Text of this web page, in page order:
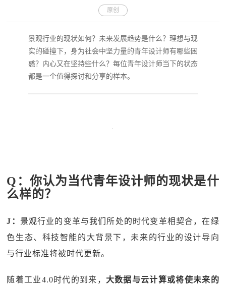
原创
景观行业的现状如何？未来发展趋势是什么？理想与现
实的碰撞下，身为社会中坚力量的青年设计师有哪些困
惑？内心又在坚持些什么？每位青年设计师当下的状态
都是一个值得探讨和分享的样本。
Q：你认为当代青年设计师的现状是什
么样的？
J： 景观行业的变革与我们所处的时代变革相契合，在绿
色生态、科技智能的大背景下，未来的行业的设计导向
与行业标准将被时代更新。
随着工业4.0时代的到来， 大数据与云计算或将使未来的